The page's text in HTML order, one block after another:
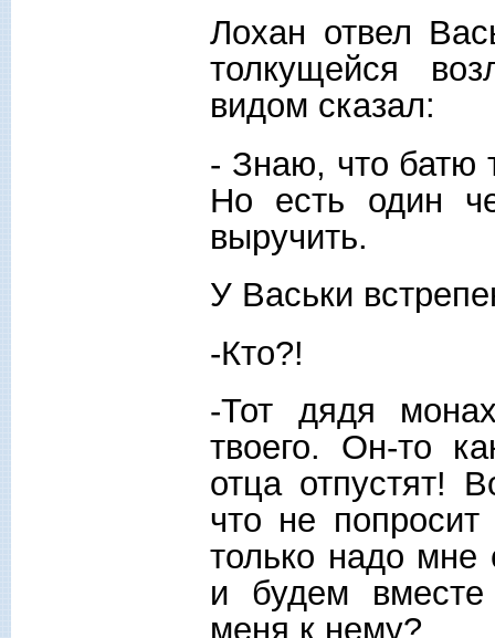
Лохан отвел
толкущейся
видом сказал:
- Знаю, что батю
Но есть один
выручить.
У Васьки
-Кто?!
-Тот дядя
твоего. Он-то
отца отпустят!
что не
только надо мне
и будем вместе
меня к нему?